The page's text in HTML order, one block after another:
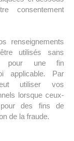
consentement
renseignements
utilisés sans
pour une fin
applicable. Par
utiliser vos
lorsque ceux-
des fins de
de la fraude.